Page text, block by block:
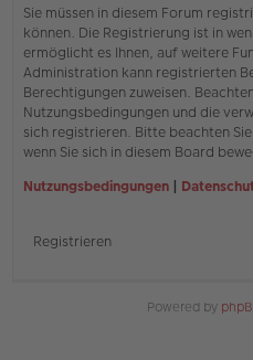
Sie müssen in diesem Forum
können. Die Registrierung ist in
ermöglicht es Ihnen, auf weitere
Administration kann registrierten
Berechtigungen zuweisen.
Nutzungsbedingungen und die
sich registrieren. Bitte beachten
wenn Sie sich in diesem Board
Nutzungsbedingungen |
Registrieren
Powered by